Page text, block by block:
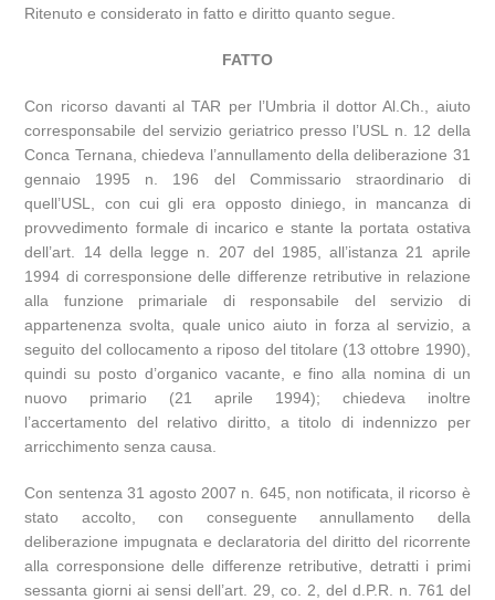
Ritenuto e considerato in fatto e diritto quanto segue.
FATTO
Con ricorso davanti al TAR per l’Umbria il dottor Al.Ch., aiuto
corresponsabile del servizio geriatrico presso l’USL n. 12 della
Conca Ternana, chiedeva l’annullamento della deliberazione 31
gennaio 1995 n. 196 del Commissario straordinario di
quell’USL, con cui gli era opposto diniego, in mancanza di
provvedimento formale di incarico e stante la portata ostativa
dell’art. 14 della legge n. 207 del 1985, all’istanza 21 aprile
1994 di corresponsione delle differenze retributive in relazione
alla funzione primariale di responsabile del servizio di
appartenenza svolta, quale unico aiuto in forza al servizio, a
seguito del collocamento a riposo del titolare (13 ottobre 1990),
quindi su posto d’organico vacante, e fino alla nomina di un
nuovo primario (21 aprile 1994); chiedeva inoltre
l’accertamento del relativo diritto, a titolo di indennizzo per
arricchimento senza causa.
Con sentenza 31 agosto 2007 n. 645, non notificata, il ricorso è
stato accolto, con conseguente annullamento della
deliberazione impugnata e declaratoria del diritto del ricorrente
alla corresponsione delle differenze retributive, detratti i primi
sessanta giorni ai sensi dell’art. 29, co. 2, del d.P.R. n. 761 del